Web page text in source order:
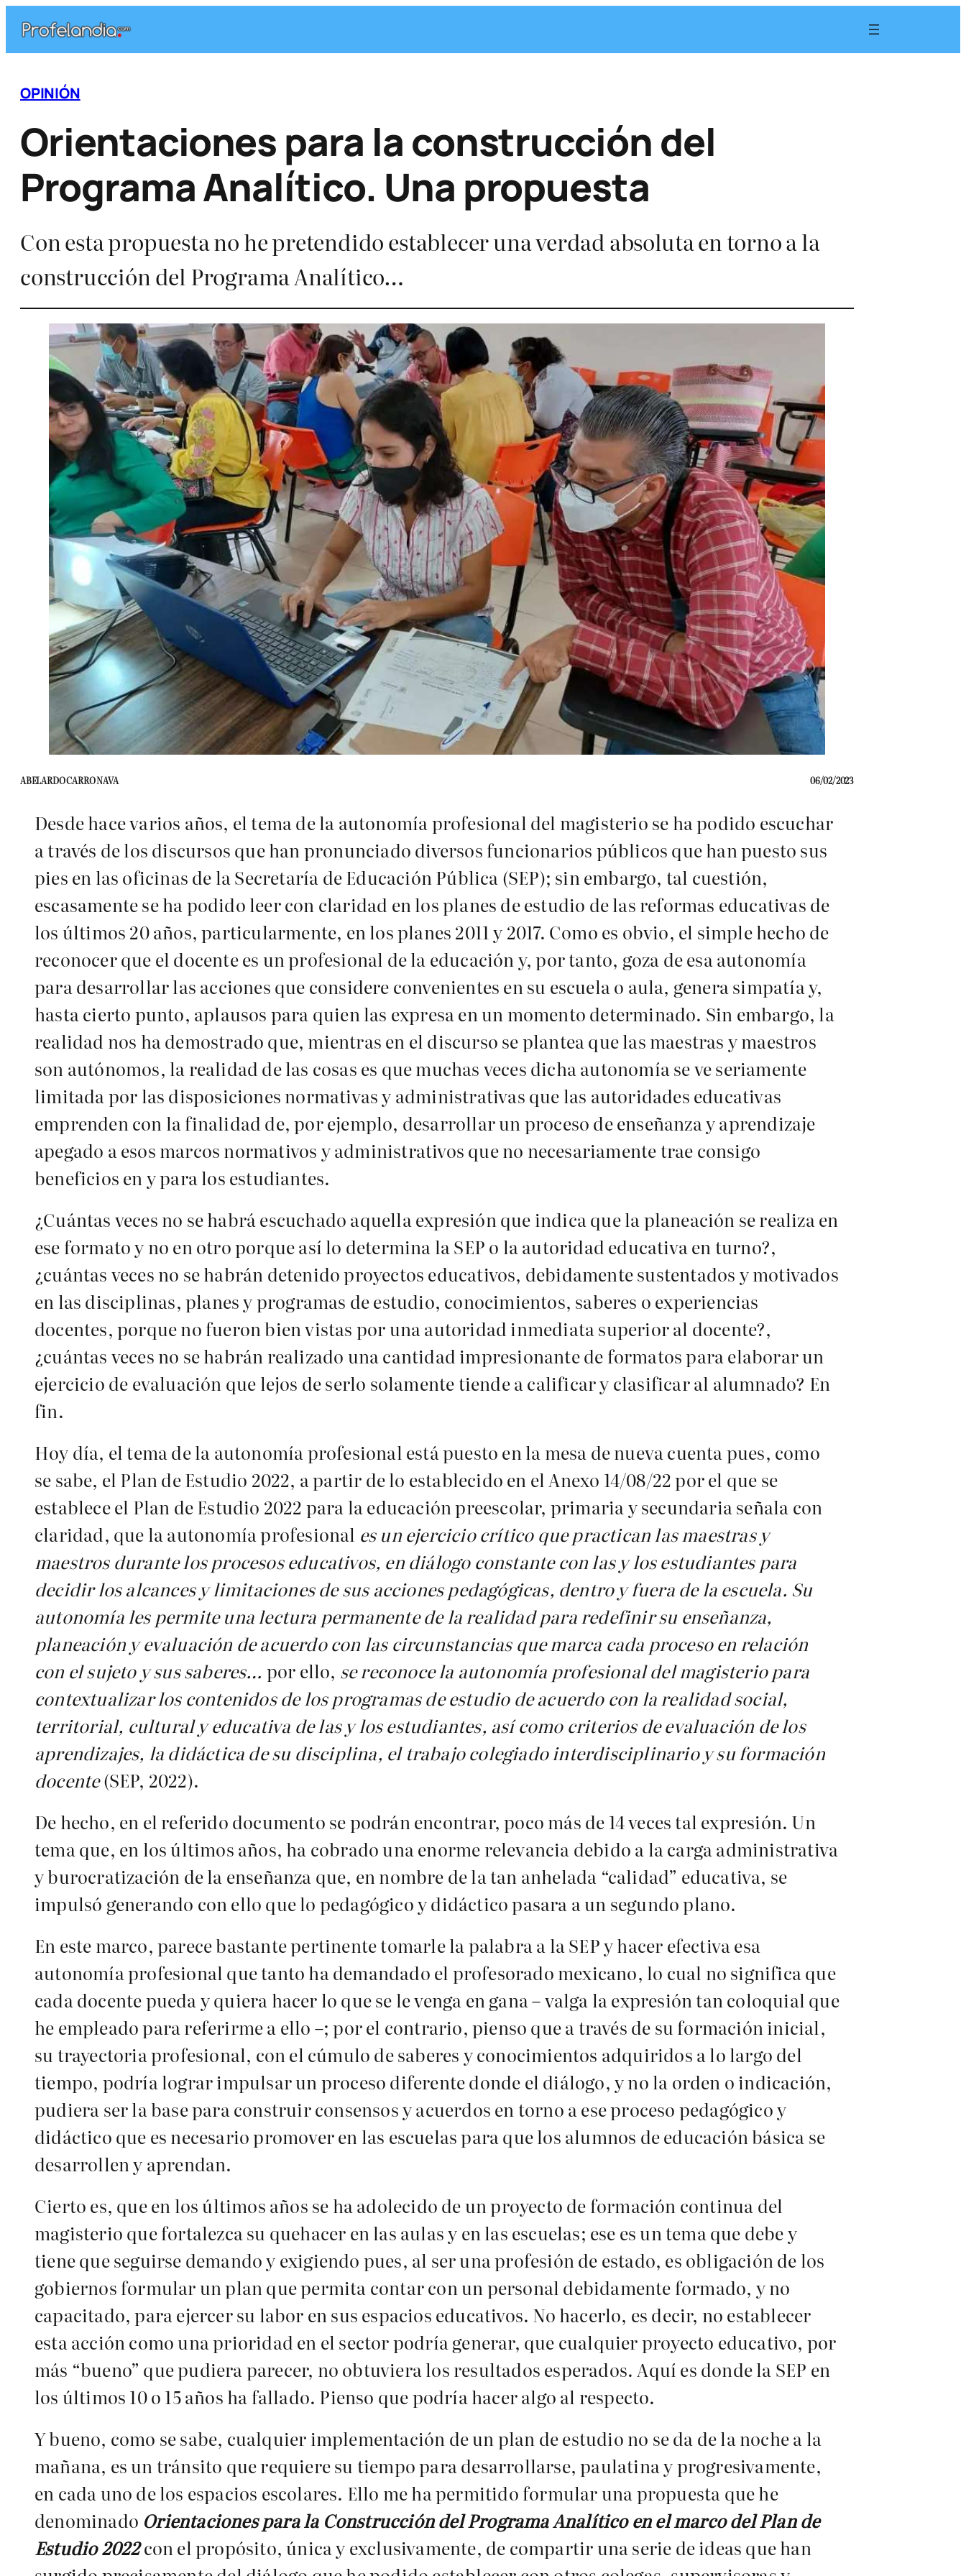
contenido
OPINIÓN
Orientaciones para la construcción del
Programa Analítico. Una propuesta
Con esta propuesta no he pretendido establecer una verdad absoluta en torno a la
construcción del Programa Analítico…
ABELARDO CARRO NAVA 06/02/2023
Desde hace varios años, el tema de la autonomía profesional del magisterio se ha podido escuchar
a través de los discursos que han pronunciado diversos funcionarios públicos que han puesto sus
pies en las oficinas de la Secretaría de Educación Pública (SEP); sin embargo, tal cuestión,
escasamente se ha podido leer con claridad en los planes de estudio de las reformas educativas de
los últimos 20 años, particularmente, en los planes 2011 y 2017. Como es obvio, el simple hecho de
reconocer que el docente es un profesional de la educación y, por tanto, goza de esa autonomía
para desarrollar las acciones que considere convenientes en su escuela o aula, genera simpatía y,
hasta cierto punto, aplausos para quien las expresa en un momento determinado. Sin embargo, la
realidad nos ha demostrado que, mientras en el discurso se plantea que las maestras y maestros
son autónomos, la realidad de las cosas es que muchas veces dicha autonomía se ve seriamente
limitada por las disposiciones normativas y administrativas que las autoridades educativas
emprenden con la finalidad de, por ejemplo, desarrollar un proceso de enseñanza y aprendizaje
apegado a esos marcos normativos y administrativos que no necesariamente trae consigo
beneficios en y para los estudiantes.
¿Cuántas veces no se habrá escuchado aquella expresión que indica que la planeación se realiza en
ese formato y no en otro porque así lo determina la SEP o la autoridad educativa en turno?,
¿cuántas veces no se habrán detenido proyectos educativos, debidamente sustentados y motivados
en las disciplinas, planes y programas de estudio, conocimientos, saberes o experiencias
docentes, porque no fueron bien vistas por una autoridad inmediata superior al docente?,
¿cuántas veces no se habrán realizado una cantidad impresionante de formatos para elaborar un
ejercicio de evaluación que lejos de serlo solamente tiende a calificar y clasificar al alumnado? En
fin.
Hoy día, el tema de la autonomía profesional está puesto en la mesa de nueva cuenta pues, como
se sabe, el Plan de Estudio 2022, a partir de lo establecido en el Anexo 14/08/22 por el que se
establece el Plan de Estudio 2022 para la educación preescolar, primaria y secundaria señala con
claridad, que la autonomía profesional es un ejercicio crítico que practican las maestras y
maestros durante los procesos educativos, en diálogo constante con las y los estudiantes para
decidir los alcances y limitaciones de sus acciones pedagógicas, dentro y fuera de la escuela. Su
autonomía les permite una lectura permanente de la realidad para redefinir su enseñanza,
planeación y evaluación de acuerdo con las circunstancias que marca cada proceso en relación
con el sujeto y sus saberes… por ello, se reconoce la autonomía profesional del magisterio para
contextualizar los contenidos de los programas de estudio de acuerdo con la realidad social,
territorial, cultural y educativa de las y los estudiantes, así como criterios de evaluación de los
aprendizajes, la didáctica de su disciplina, el trabajo colegiado interdisciplinario y su formación
docente(SEP, 2022).
De hecho, en el referido documento se podrán encontrar, poco más de 14 veces tal expresión. Un
tema que, en los últimos años, ha cobrado una enorme relevancia debido a la carga administrativa
y burocratización de la enseñanza que, en nombre de la tan anhelada “calidad” educativa, se
impulsó generando con ello que lo pedagógico y didáctico pasara a un segundo plano.
En este marco, parece bastante pertinente tomarle la palabra a la SEP y hacer efectiva esa
autonomía profesional que tanto ha demandado el profesorado mexicano, lo cual no significa que
cada docente pueda y quiera hacer lo que se le venga en gana – valga la expresión tan coloquial que
he empleado para referirme a ello –; por el contrario, pienso que a través de su formación inicial,
su trayectoria profesional, con el cúmulo de saberes y conocimientos adquiridos a lo largo del
tiempo, podría lograr impulsar un proceso diferente donde el diálogo, y no la orden o indicación,
pudiera ser la base para construir consensos y acuerdos en torno a ese proceso pedagógico y
didáctico que es necesario promover en las escuelas para que los alumnos de educación básica se
desarrollen y aprendan.
Cierto es, que en los últimos años se ha adolecido de un proyecto de formación continua del
magisterio que fortalezca su quehacer en las aulas y en las escuelas; ese es un tema que debe y
tiene que seguirse demando y exigiendo pues, al ser una profesión de estado, es obligación de los
gobiernos formular un plan que permita contar con un personal debidamente formado, y no
capacitado, para ejercer su labor en sus espacios educativos. No hacerlo, es decir, no establecer
esta acción como una prioridad en el sector podría generar, que cualquier proyecto educativo, por
más “bueno” que pudiera parecer, no obtuviera los resultados esperados. Aquí es donde la SEP en
los últimos 10 o 15 años ha fallado. Pienso que podría hacer algo al respecto.
Y bueno, como se sabe, cualquier implementación de un plan de estudio no se da de la noche a la
mañana, es un tránsito que requiere su tiempo para desarrollarse, paulatina y progresivamente,
en cada uno de los espacios escolares. Ello me ha permitido formular una propuesta que he
denominado Orientaciones para la Construcción del Programa Analítico en el marco del Plan de
Estudio 2022con el propósito, única y exclusivamente, de compartir una serie de ideas que han